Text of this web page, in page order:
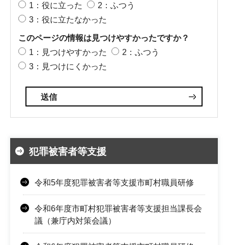
1：役に立った
2：ふつう
3：役に立たなかった
このページの情報は見つけやすかったですか？
1：見つけやすかった
2：ふつう
3：見つけにくかった
犯罪被害者等支援
令和5年度犯罪被害者等支援市町村職員研修
令和6年度市町村犯罪被害者等支援担当課長会
議（兼庁内対策会議）